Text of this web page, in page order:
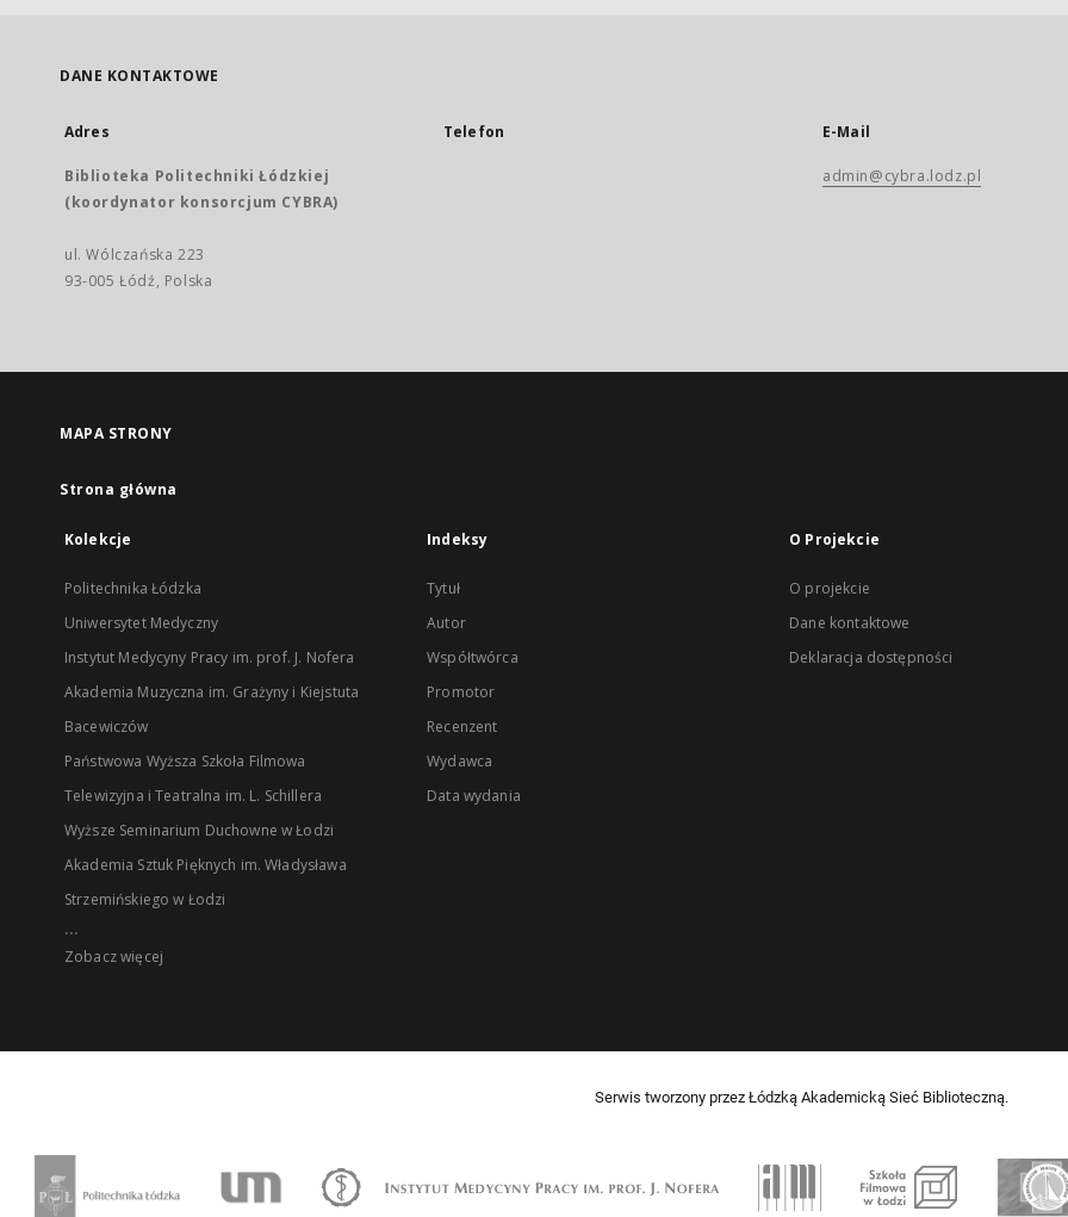
DANE KONTAKTOWE
Adres
Biblioteka Politechniki Łódzkiej
(koordynator konsorcjum CYBRA)
ul. Wólczańska 223
93-005 Łódź, Polska
Telefon E-Mail
admin@cybra.lodz.pl
MAPA STRONY
Strona główna
Kolekcje
Politechnika Łódzka
Uniwersytet Medyczny
Instytut Medycyny Pracy im. prof. J. Nofera
Akademia Muzyczna im. Grażyny i Kiejstuta
Bacewiczów
Państwowa Wyższa Szkoła Filmowa
Telewizyjna i Teatralna im. L. Schillera
Wyższe Seminarium Duchowne w Łodzi
Akademia Sztuk Pięknych im. Władysława
Strzemińskiego w Łodzi
...
Zobacz więcej
Indeksy
Tytuł
Autor
Współtwórca
Promotor
Recenzent
Wydawca
Data wydania
O Projekcie
O projekcie
Dane kontaktowe
Deklaracja dostępności
Serwis tworzony przez Łódzką Akademicką Sieć Biblioteczną.